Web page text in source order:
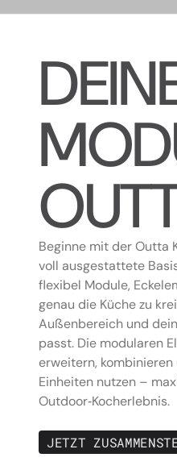
DEIN
MOD
OUT
Beginne mit der Outta
voll ausgestattete
flexibel Module,
genau die Küche zu
Außenbereich und
passt. Die modularen
erweitern,
Einheiten nutzen –
Outdoor‑Kocherlebnis.
JETZT ZUSAMMENST